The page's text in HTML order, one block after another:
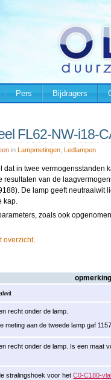
Pers Bijdragers
FL62-NW-i18-
in Lampmetingen Ledlampen
in twee vermogensstanden
resultaten van de
De lamp geeft neutraalwit
kap.
zoals ook
overzicht.
opmerking
recht onder de lamp.
meting aan de tweede lamp gaf
recht onder de lamp. Is een maat
stralingshoek voor hetC0-C180-